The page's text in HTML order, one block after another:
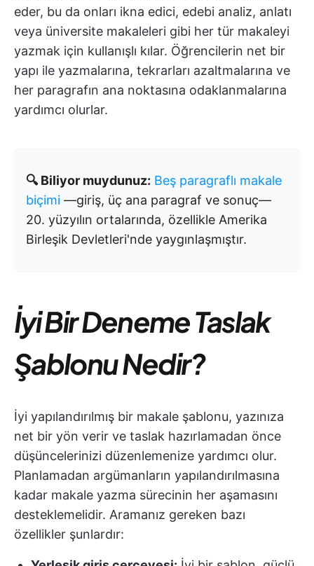
eder, bu da onları ikna edici, edebi analiz, anlatı
veya üniversite makaleleri gibi her tür makaleyi
yazmak için kullanışlı kılar. Öğrencilerin net bir
yapı ile yazmalarına, tekrarları azaltmalarına ve
her paragrafın ana noktasına odaklanmalarına
yardımcı olurlar.
🔍 Biliyor muydunuz: Beş paragraflı makale
biçimi —giriş, üç ana paragraf ve sonuç—
20. yüzyılın ortalarında, özellikle Amerika
Birleşik Devletleri'nde yaygınlaşmıştır.
İyi Bir Deneme Taslak
Şablonu Nedir?
İyi yapılandırılmış bir makale şablonu, yazınıza
net bir yön verir ve taslak hazırlamadan önce
düşüncelerinizi düzenlemenize yardımcı olur.
Planlamadan argümanların yapılandırılmasına
kadar makale yazma sürecinin her aşamasını
desteklemelidir. Aramanız gereken bazı
özellikler şunlardır: